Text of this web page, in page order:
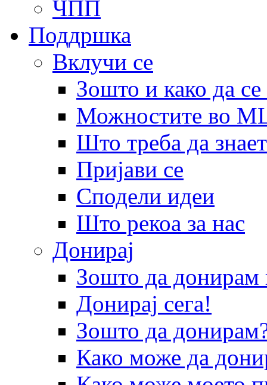
ЧПП
Поддршка
Вклучи се
Зошто и како да
Можностите во
Што треба да
Пријави се
Сподели идеи
Што рекоа за нас
Донирај
Зошто да
Донирај сега!
Зошто да
Како може да